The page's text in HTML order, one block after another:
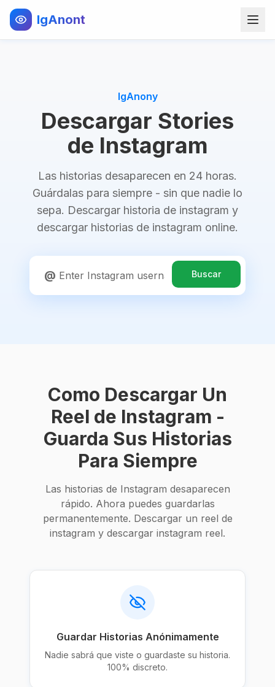
IgAnont
IgAnony
Descargar Stories
de Instagram
Las historias desaparecen en 24 horas.
Guárdalas para siempre - sin que nadie lo
sepa. Descargar historia de instagram y
descargar historias de instagram online.
@ Buscar
Como Descargar Un
Reel de Instagram -
Guarda Sus Historias
Para Siempre
Las historias de Instagram desaparecen
rápido. Ahora puedes guardarlas
permanentemente. Descargar un reel de
instagram y descargar instagram reel.
Guardar Historias Anónimamente
Nadie sabrá que viste o guardaste su historia.
100% discreto.